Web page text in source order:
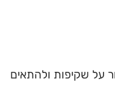
על שקיפות ולהתאים